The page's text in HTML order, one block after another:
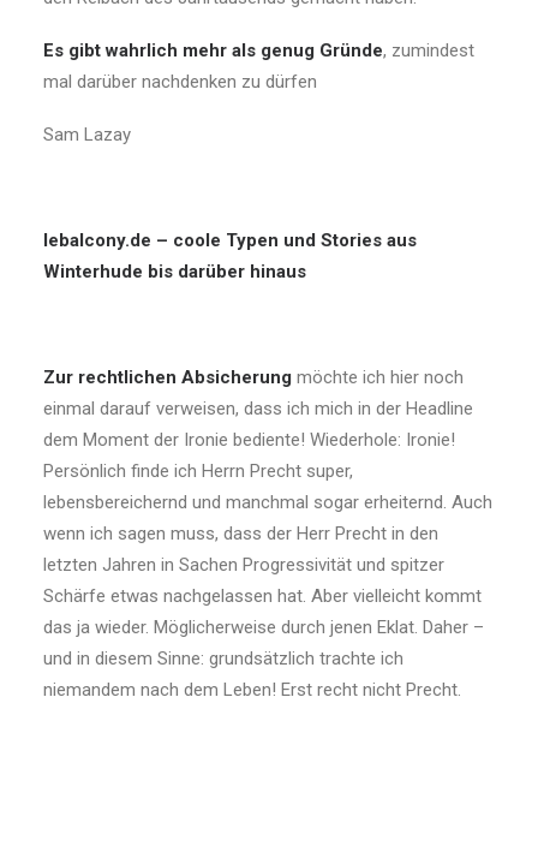
Es gibt wahrlich mehr als genug Gründe, zumindest
mal darüber nachdenken zu dürfen
Sam Lazay
lebalcony.de – coole Typen und Stories aus
Winterhude bis darüber hinaus
Zur rechtlichen Absicherung möchte ich hier noch
einmal darauf verweisen, dass ich mich in der Headline
dem Moment der Ironie bediente! Wiederhole: Ironie!
Persönlich finde ich Herrn Precht super,
lebensbereichernd und manchmal sogar erheiternd. Auch
wenn ich sagen muss, dass der Herr Precht in den
letzten Jahren in Sachen Progressivität und spitzer
Schärfe etwas nachgelassen hat. Aber vielleicht kommt
das ja wieder. Möglicherweise durch jenen Eklat. Daher –
und in diesem Sinne: grundsätzlich trachte ich
niemandem nach dem Leben! Erst recht nicht Precht.